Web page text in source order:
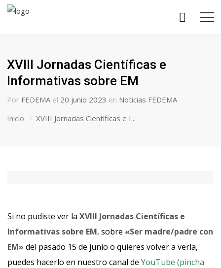
XVIII Jornadas Científicas e
Informativas sobre EM
Por FEDEMA el 20 junio 2023 en Noticias FEDEMA
Inicio
XVIII Jornadas Científicas e I...
Si no pudiste ver la XVIII Jornadas Científicas e
Informativas sobre EM, sobre «Ser madre/padre con
EM» del pasado 15 de junio o quieres volver a verla,
puedes hacerlo en nuestro canal de YouTube (pincha